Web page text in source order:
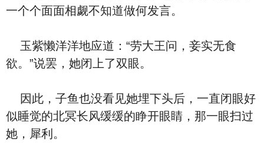
一个个面面相觑不知道做何发言。
玉紫懒洋洋地应道：“劳大王问，妾实无食
欲。”说罢，她闭上了双眼。
因此，子鱼也没看见她埋下头后，一直闭眼好
似睡觉的北冥长风缓缓的睁开眼睛，那一眼扫过
她，犀利。